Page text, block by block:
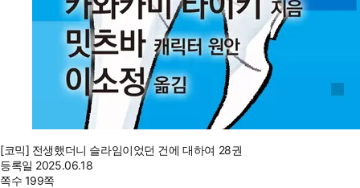
[코믹] 전생했더니 슬라임이었던 건에 대하여 28권
등록일 2025.06.18
쪽수 199쪽